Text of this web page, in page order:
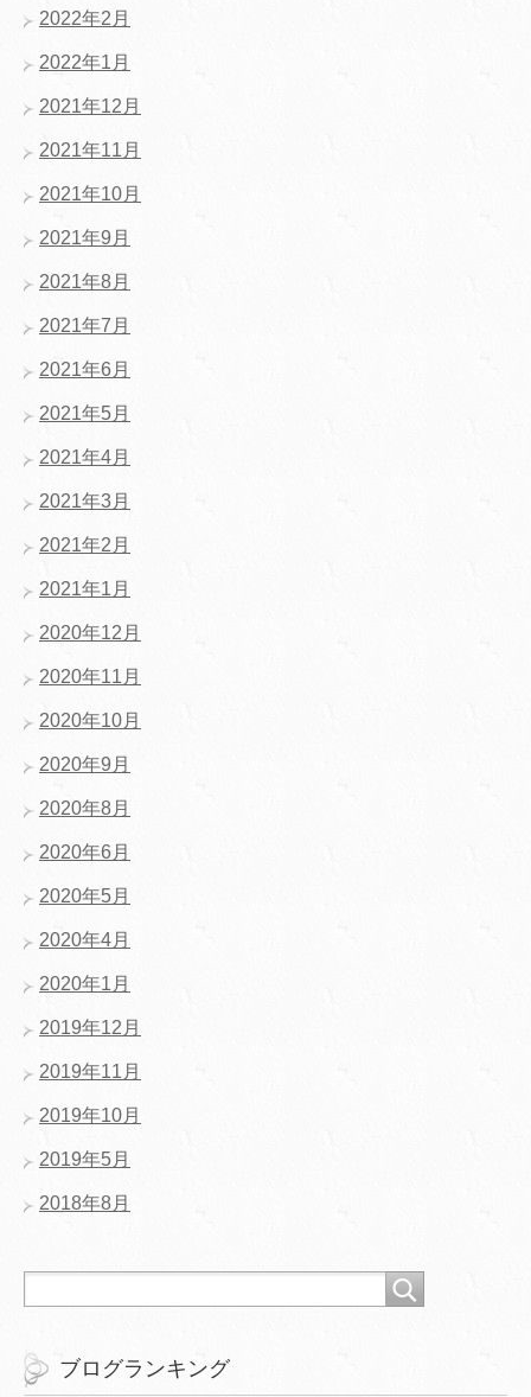
2022年2月
2022年1月
2021年12月
2021年11月
2021年10月
2021年9月
2021年8月
2021年7月
2021年6月
2021年5月
2021年4月
2021年3月
2021年2月
2021年1月
2020年12月
2020年11月
2020年10月
2020年9月
2020年8月
2020年6月
2020年5月
2020年4月
2020年1月
2019年12月
2019年11月
2019年10月
2019年5月
2018年8月
ブログランキング